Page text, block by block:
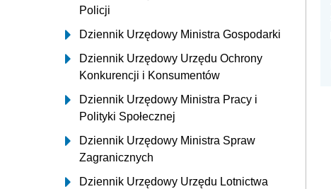
Policji
Dziennik Urzędowy Ministra Gospodarki
Dziennik Urzędowy Urzędu Ochrony
Konkurencji i Konsumentów
Dziennik Urzędowy Ministra Pracy i
Polityki Społecznej
Dziennik Urzędowy Ministra Spraw
Zagranicznych
Dziennik Urzędowy Urzędu Lotnictwa